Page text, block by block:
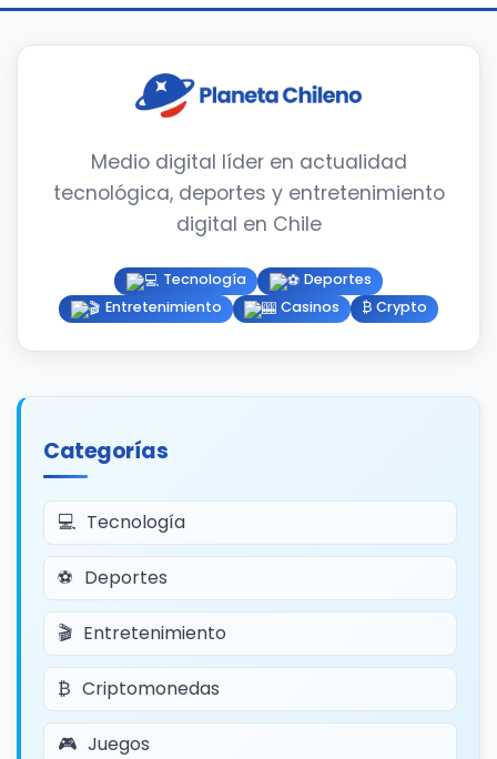
Medio digital líder en actualidad
tecnológica, deportes y entretenimiento
digital en Chile
Tecnología
Deportes
Entretenimiento
Casinos ₿ Crypto
Categorías
Tecnología
Deportes
Entretenimiento
Criptomonedas
Juegos